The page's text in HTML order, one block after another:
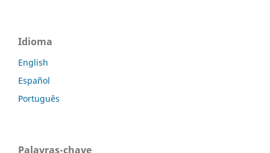
Idioma
English
Español
Português
Palavras-chave